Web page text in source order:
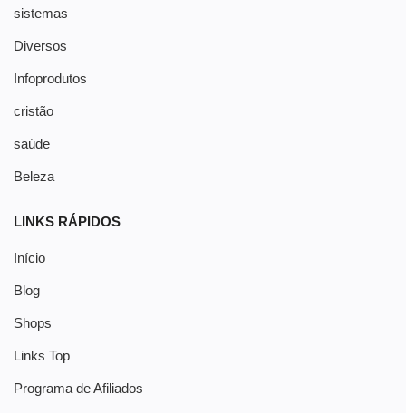
sistemas
Diversos
Infoprodutos
cristão
saúde
Beleza
LINKS RÁPIDOS
Início
Blog
Shops
Links Top
Programa de Afiliados